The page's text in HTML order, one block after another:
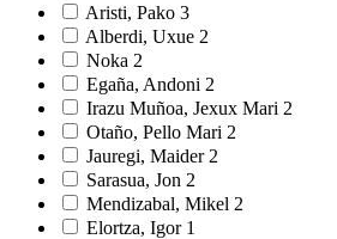
Aristi, Pako 3
Alberdi, Uxue 2
Noka 2
Egaña, Andoni 2
Irazu Muñoa, Jexux Mari 2
Otaño, Pello Mari 2
Jauregi, Maider 2
Sarasua, Jon 2
Mendizabal, Mikel 2
Elortza, Igor 1